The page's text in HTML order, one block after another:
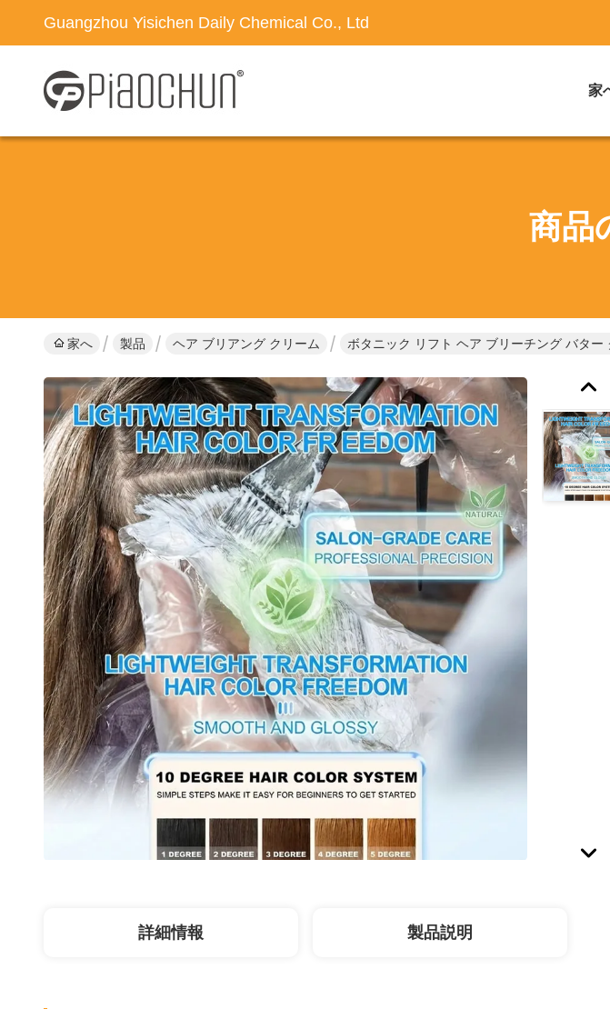
Guangzhou Yisichen Daily Chemical Co., Ltd
家
商品
家へ 製品 ヘア ブリアング クリーム ボタニック リフト ヘア ブリーチング バター
詳細情報 製品説明